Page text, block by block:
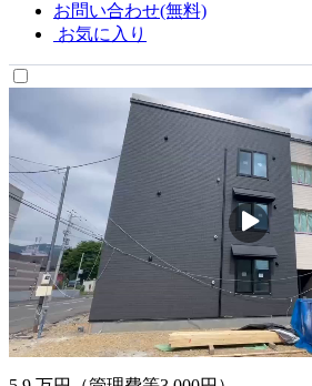
お問い合わせ(無料)
お気に入り